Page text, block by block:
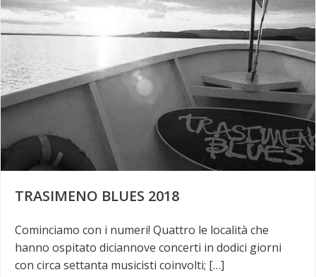
TRASIMENO BLUES 2018
Cominciamo con i numeri! Quattro le località che
hanno ospitato diciannove concerti in dodici giorni
con circa settanta musicisti coinvolti; […]